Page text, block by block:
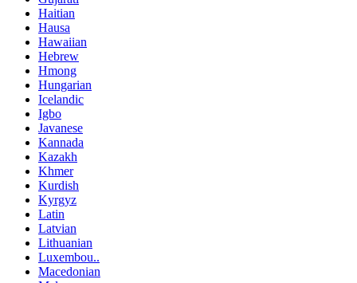
Haitian
Hausa
Hawaiian
Hebrew
Hmong
Hungarian
Icelandic
Igbo
Javanese
Kannada
Kazakh
Khmer
Kurdish
Kyrgyz
Latin
Latvian
Lithuanian
Luxembou..
Macedonian